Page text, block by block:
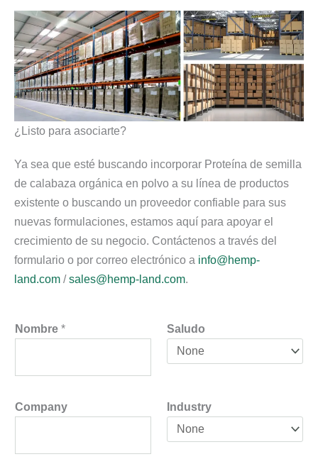
¿Listo para asociarte?
Ya sea que esté buscando incorporar Proteína de semilla
de calabaza orgánica en polvo a su línea de productos
existente o buscando un proveedor confiable para sus
nuevas formulaciones, estamos aquí para apoyar el
crecimiento de su negocio. Contáctenos a través del
formulario o por correo electrónico a info@hemp-
land.com /sales@hemp-land.com.
Nombre * Saludo
Company Industry